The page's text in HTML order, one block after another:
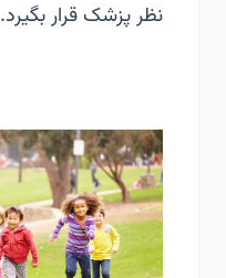
نظر پزشک قرار بگیرد.